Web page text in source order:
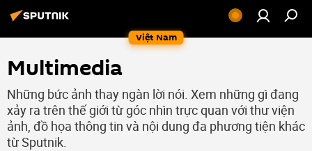
Việt Nam
Multimedia
Những bức ảnh thay ngàn lời nói. Xem những gì đang
xảy ra trên thế giới từ góc nhìn trực quan với thư viện
ảnh, đồ họa thông tin và nội dung đa phương tiện khác
từ Sputnik.